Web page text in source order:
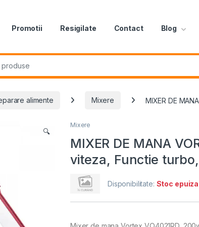
Promotii Resigilate Contact Blog
alimente Mixere MIXER DE
🔍
Mixere
MIXER DE MANA
viteza, Functie
Disponibilitate: Stoc